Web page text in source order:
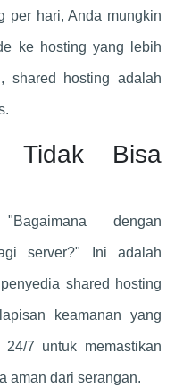
per hari, Anda mungkin
ke hosting yang lebih
shared hosting adalah
Tidak Bisa
dengan
server?" Ini adalah
shared hosting
keamanan yang
7 untuk memastikan
aman dari serangan.